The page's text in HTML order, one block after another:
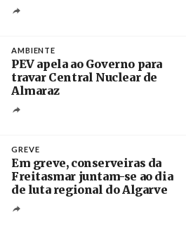
AMBIENTE
PEV apela ao Governo para
travar Central Nuclear de
Almaraz
GREVE
Em greve, conserveiras da
Freitasmar juntam-se ao dia
de luta regional do Algarve